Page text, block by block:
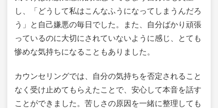
し、「どうして私はこんなふうになってしまうんだろ
う」と自己嫌悪の毎日でした。また、自分ばかり頑張
っているのに大切にされていないように感じ、とても
惨めな気持ちになることもありました。
カウンセリングでは、自分の気持ちを否定されること
なく受け止めてもらえたことで、安心して本音を話す
ことができました。苦しさの原因を一緒に整理しても